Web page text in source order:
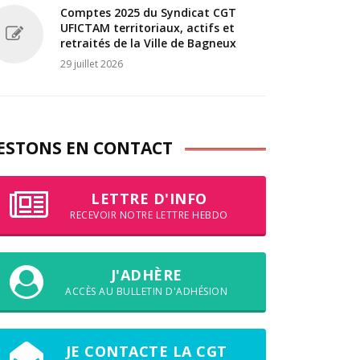
Comptes 2025 du Syndicat CGT
UFICTAM territoriaux, actifs et
retraités de la Ville de Bagneux
29 juillet 2026
EN CONTACT
LETTRE D'INFO
RECEVOIR NOTRE LETTRE HEBDO
J'ADHÈRE
ACCÈS AU BULLETIN D'ADHÉSION
JE CONTACTE LA CGT